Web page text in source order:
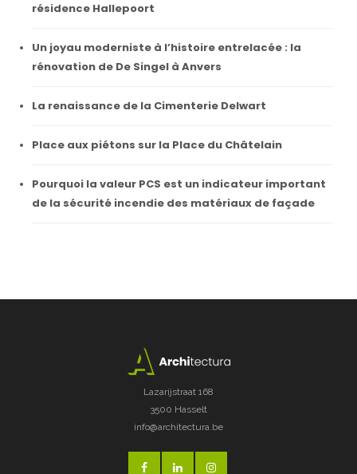
résidence Hallepoort
Un joyau moderniste à l’histoire entrelacée : la
rénovation de De Singel à Anvers
La renaissance de la Cimenterie Delwart
Place aux piétons sur la Place du Châtelain
Pourquoi la valeur PCS est un indicateur important
de la sécurité incendie des matériaux de façade
Lazarijstraat 168
3500 Hasselt
info@architectura.be